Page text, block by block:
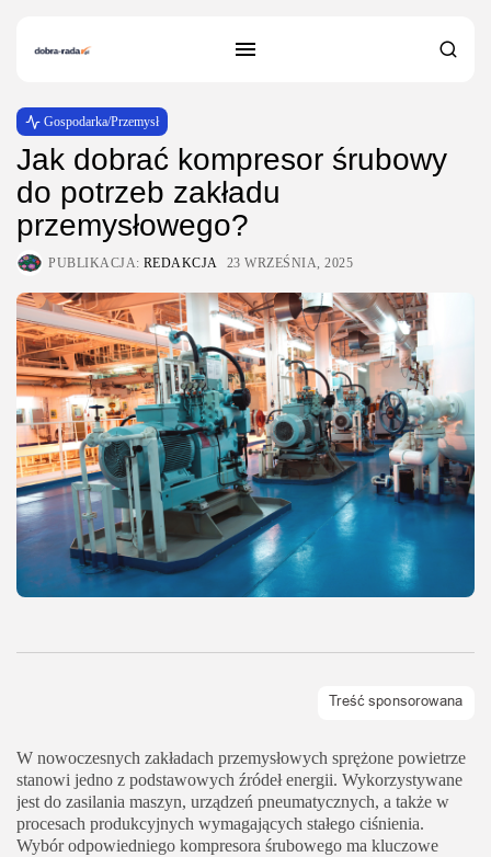
Gospodarka/Przemysł
Jak dobrać kompresor śrubowy
do potrzeb zakładu
przemysłowego?
PUBLIKACJA: REDAKCJA 23 WRZEŚNIA, 2025
W nowoczesnych zakładach przemysłowych sprężone powietrze
stanowi jedno z podstawowych źródeł energii. Wykorzystywane
jest do zasilania maszyn, urządzeń pneumatycznych, a także w
procesach produkcyjnych wymagających stałego ciśnienia.
Wybór odpowiedniego kompresora śrubowego ma kluczowe